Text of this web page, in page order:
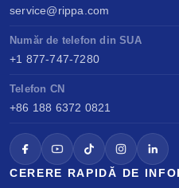
service@rippa.com
Număr de telefon din SUA
+1 877-747-7280
Telefon CN
+86 188 6372 0821
CERERE RAPIDĂ DE